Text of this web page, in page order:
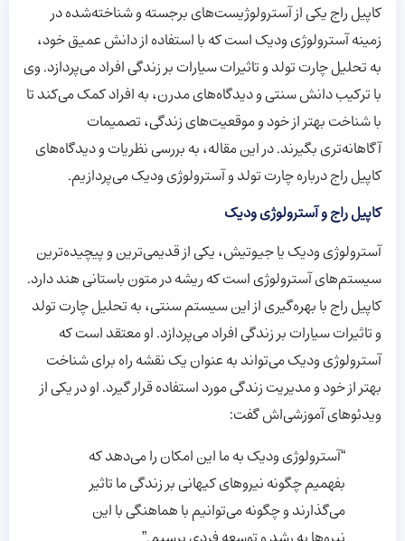
کاپیل راج یکی از آسترولوژیست‌های برجسته و شناخته‌شده در
زمینه آسترولوژی ودیک است که با استفاده از دانش عمیق خود،
به تحلیل چارت تولد و تاثیرات سیارات بر زندگی افراد می‌پردازد. وی
با ترکیب دانش سنتی و دیدگاه‌های مدرن، به افراد کمک می‌کند تا
با شناخت بهتر از خود و موقعیت‌های زندگی، تصمیمات
آگاهانه‌تری بگیرند. در این مقاله، به بررسی نظریات و دیدگاه‌های
کاپیل راج درباره چارت تولد و آسترولوژی ودیک می‌پردازیم.
کاپیل راج و آسترولوژی ودیک
آسترولوژی ودیک یا جیوتیش، یکی از قدیمی‌ترین و پیچیده‌ترین
سیستم‌های آسترولوژی است که ریشه در متون باستانی هند دارد.
کاپیل راج با بهره‌گیری از این سیستم سنتی، به تحلیل چارت تولد
و تاثیرات سیارات بر زندگی افراد می‌پردازد. او معتقد است که
آسترولوژی ودیک می‌تواند به عنوان یک نقشه راه برای شناخت
بهتر از خود و مدیریت زندگی مورد استفاده قرار گیرد. او در یکی از
ویدئوهای آموزشی‌اش گفت:
“آسترولوژی ودیک به ما این امکان را می‌دهد که
بفهمیم چگونه نیروهای کیهانی بر زندگی ما تاثیر
می‌گذارند و چگونه می‌توانیم با هماهنگی با این